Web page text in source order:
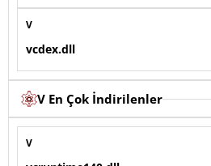
V
vcdex.dll
V En Çok İndirilenler
V